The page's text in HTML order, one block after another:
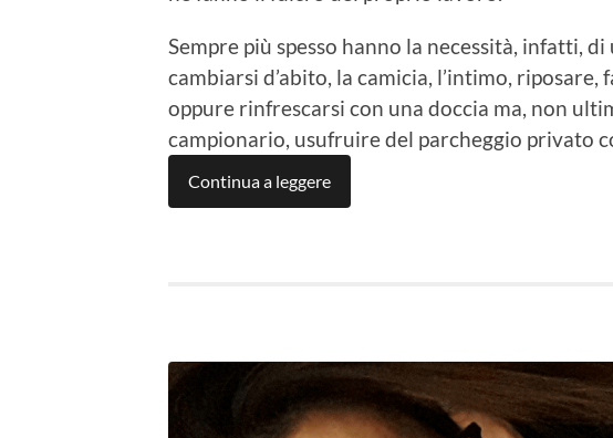
Sempre più spesso hanno la necessità, infatti, di
cambiarsi d’abito, la camicia, l’intimo,
oppure rinfrescarsi con una doccia ma, non
campionario, usufruire del parcheggio privato
Continua a leggere